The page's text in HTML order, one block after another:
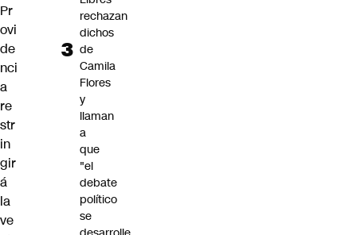
Pr
ovi
de
nci
a
re
str
in
gir
á
la
ve
rechazan
dichos
de
Camila
Flores
y
llaman
a
que
"el
debate
político
se